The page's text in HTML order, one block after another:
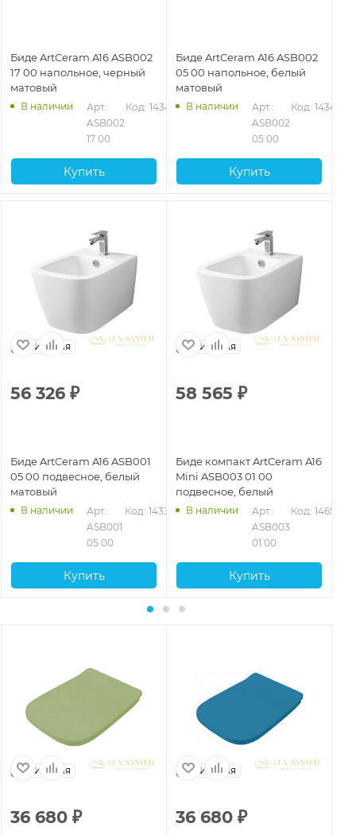
Биде ArtCeram A16 ASB002
17 00 напольное, черный
матовый
В наличии
Арт.:
ASB002
17 00
Код: 14346
Купить
Биде ArtCeram A16 ASB002
05 00 напольное, белый
матовый
В наличии
Арт.:
ASB002
05 00
Код: 14344
Купить
Италия
56 326 ₽
Биде ArtCeram A16 ASB001
05 00 подвесное, белый
матовый
В наличии
Арт.:
ASB001
05 00
Код: 14336
Купить
Италия
58 565 ₽
Биде компакт ArtCeram A16
Mini ASB003 01 00
подвесное, белый
В наличии
Арт.:
ASB003
01 00
Код: 14659
Купить
Италия
36 680 ₽
Италия
36 680 ₽